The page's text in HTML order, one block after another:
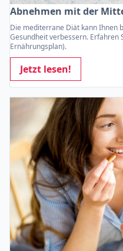
Abnehmen mit der
Die mediterrane Diät kann Ihnen
Gesundheit verbessern.
Ernährungsplan).
Jetzt lesen!